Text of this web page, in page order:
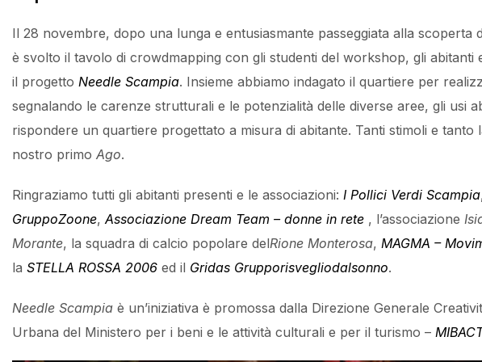
Il 28 novembre, dopo una lunga e entusiasmante passeggiata alla scoperta
è svolto il tavolo di crowdmapping con gli studenti del workshop, gli abitanti
il progetto Needle Scampia. Insieme abbiamo indagato il quartiere per
segnalando le carenze strutturali e le potenzialità delle diverse aree, gli usi
rispondere un quartiere progettato a misura di abitante. Tanti stimoli e
nostro primo Ago.
Ringraziamo tutti gli abitanti presenti e le associazioni: I Pollici Verdi Scampia
GruppoZoone,Associazione Dream Team – donne in rete , l’associazione
Morante, la squadra di calcio popolare delRione Monterosa, MAGMA –
la STELLA ROSSA 2006 ed il Gridas Grupporisvegliodalsonno.
Needle Scampia è un’iniziativa è promossa dalla Direzione Generale
Urbana del Ministero per i beni e le attività culturali e per il turismo –